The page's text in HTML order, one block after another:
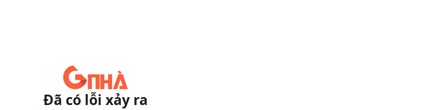
Đã có lỗi xảy ra